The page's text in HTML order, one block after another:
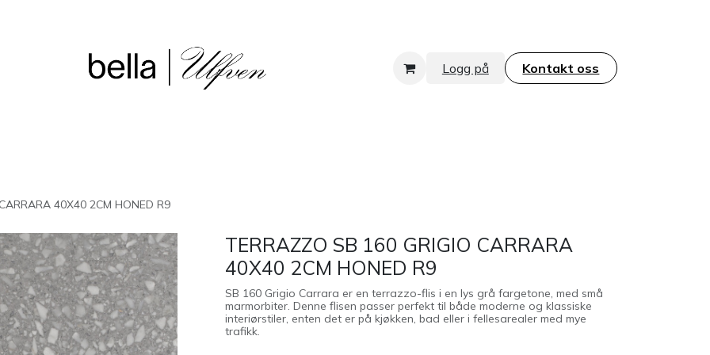
Logg på Kontakt oss​​​​​​​
40X40 2CM HONED R9
TERRAZZO SB 160 GRIGIO CARRARA
40X40 2CM HONED R9
SB 160 Grigio Carrara er en terrazzo-flis i en lys grå fargetone, med små
marmorbiter. Denne flisen passer perfekt til både moderne og klassiske
interiørstiler, enten det er på kjøkken, bad eller i fellesarealer med mye
trafikk.